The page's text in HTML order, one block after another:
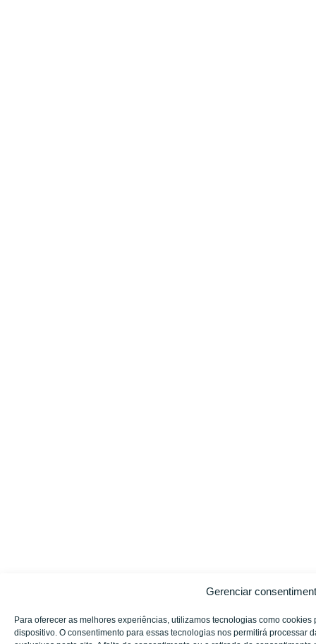
Gerenciar
Para oferecer as melhores experiências, utilizamos tecnologias como
dispositivo. O consentimento para essas tecnologias nos permitirá processar